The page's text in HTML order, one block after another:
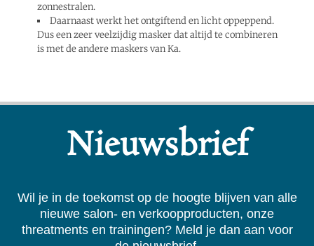
zonnestralen.
Daarnaast werkt het ontgiftend en licht oppeppend.
Dus een zeer veelzijdig masker dat altijd te combineren
is met de andere maskers van Ka.
Nieuwsbrief
Wil je in de toekomst op de hoogte blijven van alle
nieuwe salon- en verkoopproducten, onze
threatments en trainingen? Meld je dan aan voor